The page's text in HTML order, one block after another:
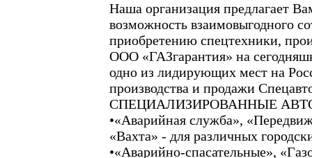
Наша организация предлагает
возможность взаимовыгодного
приобретению спецтехники,
ООО «ГАЗгарантия» на
одно из лидирующих мест на
производства и продажи
СПЕЦИАЛИЗИРОВАННЫЕ
•«Аварийная служба»,
«Вахта» - для различных
•«Аварийно-спасательные»,